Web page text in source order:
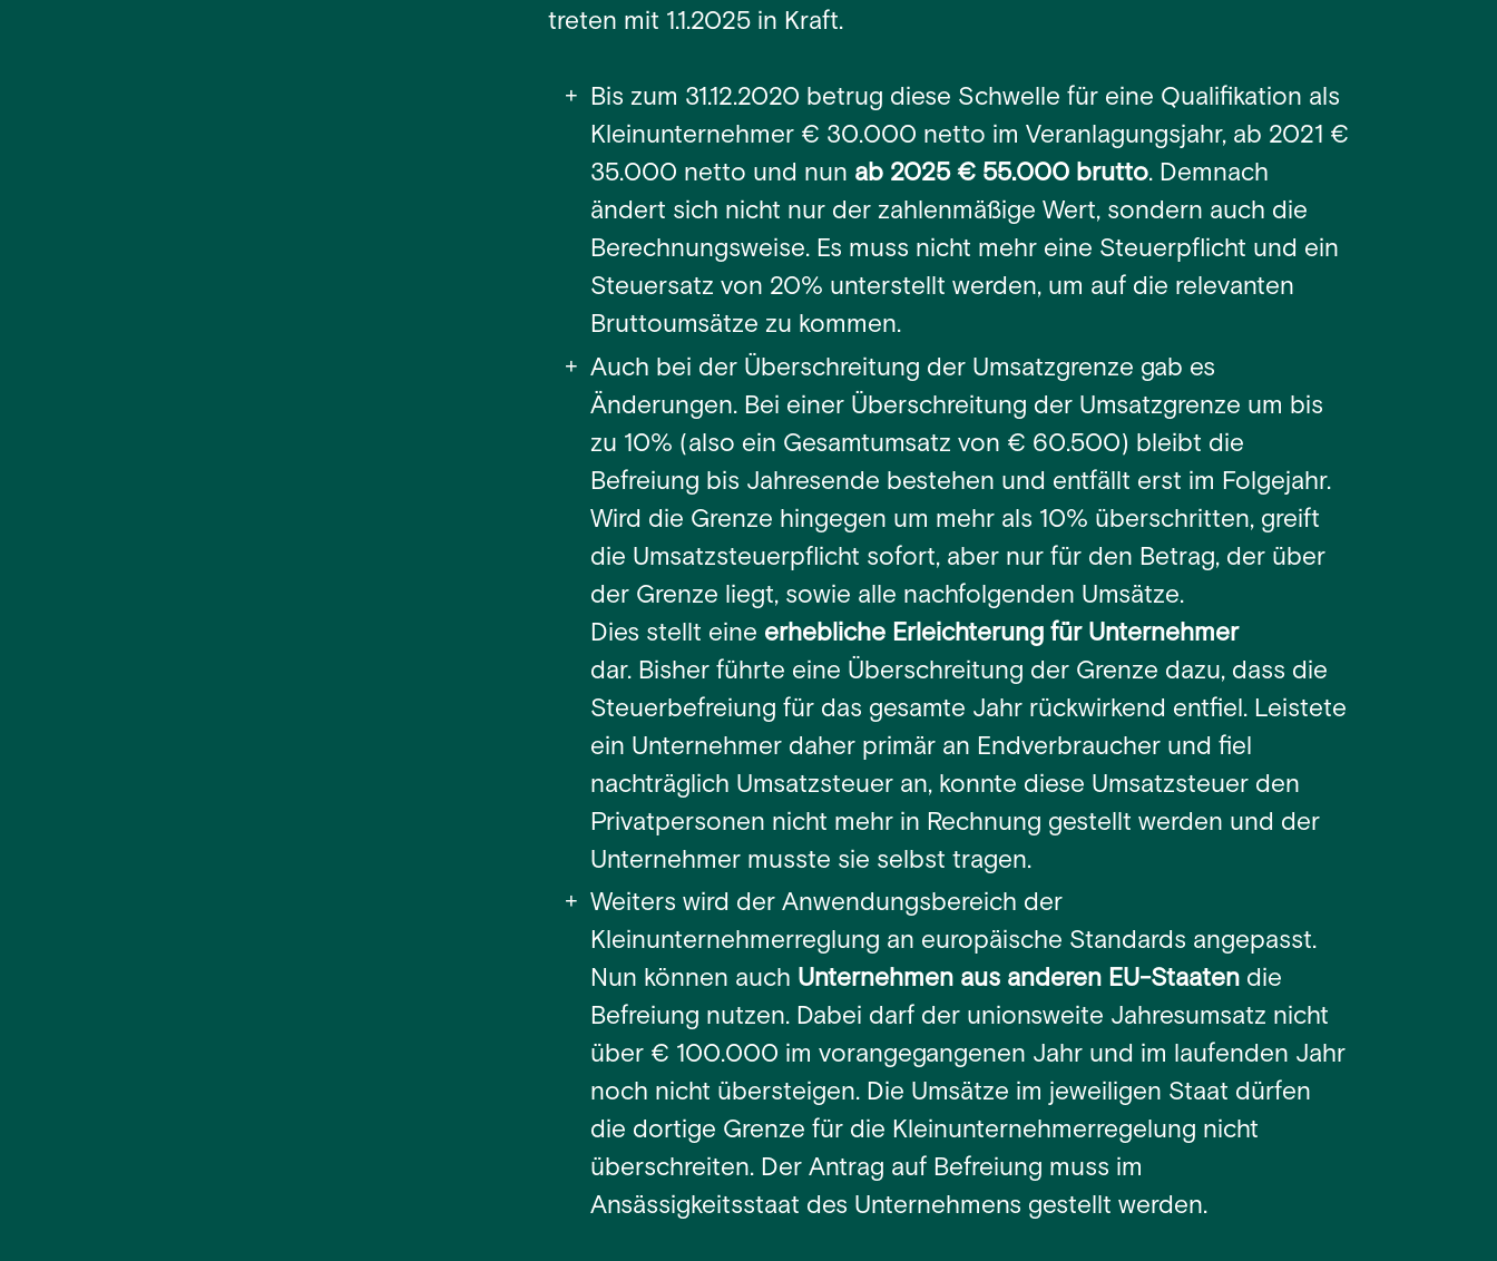
treten mit 1.1.2025 in Kraft.
Bis zum 31.12.2020 betrug diese Schwelle für eine Qualifikation als
Kleinunternehmer € 30.000 netto im Veranlagungsjahr, ab 2021 €
35.000 netto und nun ab 2025 € 55.000 brutto. Demnach
ändert sich nicht nur der zahlenmäßige Wert, sondern auch die
Berechnungsweise. Es muss nicht mehr eine Steuerpflicht und ein
Steuersatz von 20% unterstellt werden, um auf die relevanten
Bruttoumsätze zu kommen.
Auch bei der Überschreitung der Umsatzgrenze gab es
Änderungen. Bei einer Überschreitung der Umsatzgrenze um bis
zu 10% (also ein Gesamtumsatz von € 60.500) bleibt die
Befreiung bis Jahresende bestehen und entfällt erst im Folgejahr.
Wird die Grenze hingegen um mehr als 10% überschritten, greift
die Umsatzsteuerpflicht sofort, aber nur für den Betrag, der über
der Grenze liegt, sowie alle nachfolgenden Umsätze.
Dies stellt eine erhebliche Erleichterung für Unternehmer
dar. Bisher führte eine Überschreitung der Grenze dazu, dass die
Steuerbefreiung für das gesamte Jahr rückwirkend entfiel. Leistete
ein Unternehmer daher primär an Endverbraucher und fiel
nachträglich Umsatzsteuer an, konnte diese Umsatzsteuer den
Privatpersonen nicht mehr in Rechnung gestellt werden und der
Unternehmer musste sie selbst tragen.
Weiters wird der Anwendungsbereich der
Kleinunternehmerreglung an europäische Standards angepasst.
Nun können auch Unternehmen aus anderen EU-Staaten die
Befreiung nutzen. Dabei darf der unionsweite Jahresumsatz nicht
über € 100.000 im vorangegangenen Jahr und im laufenden Jahr
noch nicht übersteigen. Die Umsätze im jeweiligen Staat dürfen
die dortige Grenze für die Kleinunternehmerregelung nicht
überschreiten. Der Antrag auf Befreiung muss im
Ansässigkeitsstaat des Unternehmens gestellt werden.